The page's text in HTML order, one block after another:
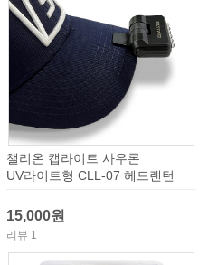
챌리온 캡라이트 사우론
UV라이트형 CLL-07 헤드랜턴
15,000원
리뷰 1